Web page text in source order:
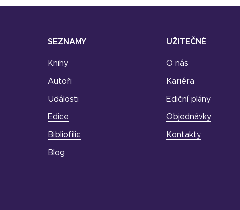
SEZNAMY
Knihy
Autoři
Události
Edice
Bibliofilie
Blog
UŽITEČNÉ
O nás
Kariéra
Ediční plány
Objednávky
Kontakty